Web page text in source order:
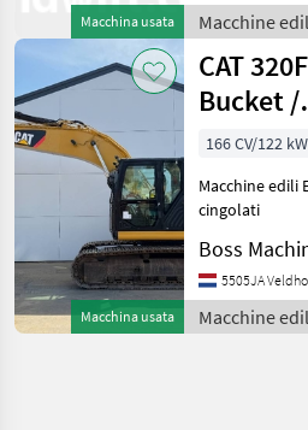
Macchina usata
Model*
Veldhoven, Netherlands
Certifica
Macchine
Macchina usata
CAT
Bucket /
Camera
166 CV/122 kW
Macchine edili
cingolati
Boss
5505JA
Macchine